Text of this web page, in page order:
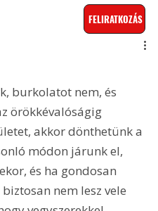
FELIRATKOZÁS
burkolatot nem, és
örökkévalóságig
akkor dönthetünk a
módon járunk el,
és ha gondosan
nem lesz vele